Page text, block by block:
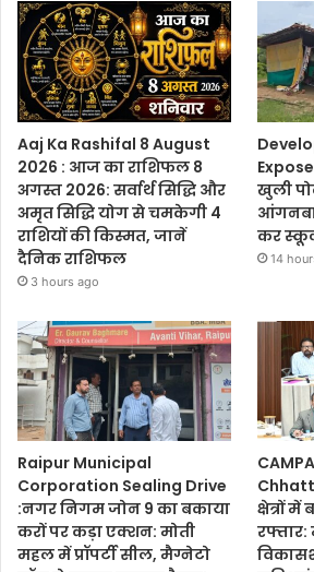
Aaj Ka Rashifal 8 August
2026 : आज का राशिफल 8
अगस्त 2026: सर्वार्थ सिद्धि और
अमृत सिद्धि योग से चमकेगी 4
राशियों की किस्मत, जानें
दैनिक राशिफल
3 hours ago
खुली
कर
14
Raipur Municipal
Corporation Sealing Drive
:नगर निगम जोन 9 का बकाया
करों पर कड़ा एक्शन: मोती
महल में प्रॉपर्टी सील, मैग्नेटो
क्षेत्रों